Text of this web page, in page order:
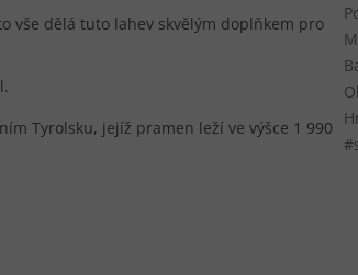
vše dělá tuto lahev skvělým doplňkem pro
Tyrolsku, jejíž pramen leží ve výšce 1 990